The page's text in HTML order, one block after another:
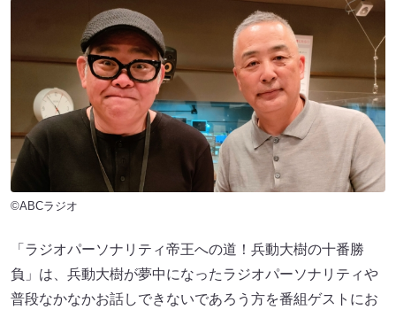
©ABCラジオ
「ラジオパーソナリティ帝王への道！兵動大樹の十番勝
負」は、兵動大樹が夢中になったラジオパーソナリティや
普段なかなかお話しできないであろう方を番組ゲストにお